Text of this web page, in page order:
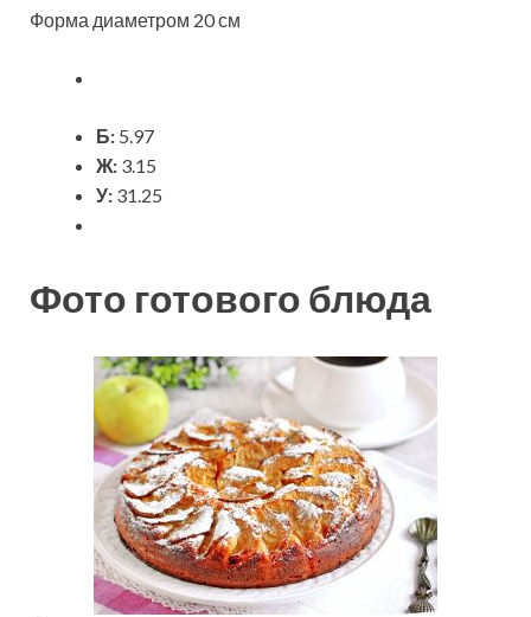
Форма диаметром 20 см
Б: 5.97
Ж: 3.15
У: 31.25
Фото готового блюда